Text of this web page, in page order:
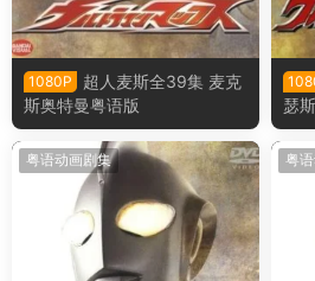
1080P
超人麦斯全39集 麦克
斯奥特曼粤语版
瑟
粤语动画剧集 粤